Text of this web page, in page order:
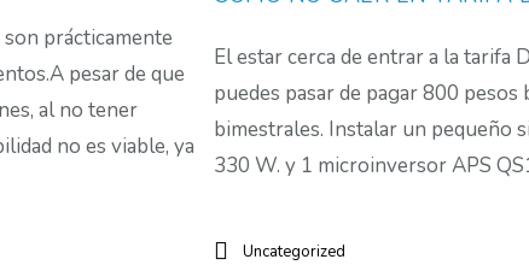
prácticamente
pesar de que
al no tener
no es viable, ya
El estar cerca de entrar a la tarifa
puedes pasar de pagar 800
bimestrales. Instalar un pequeño
330 W. y 1 microinversor APS
Uncategorized